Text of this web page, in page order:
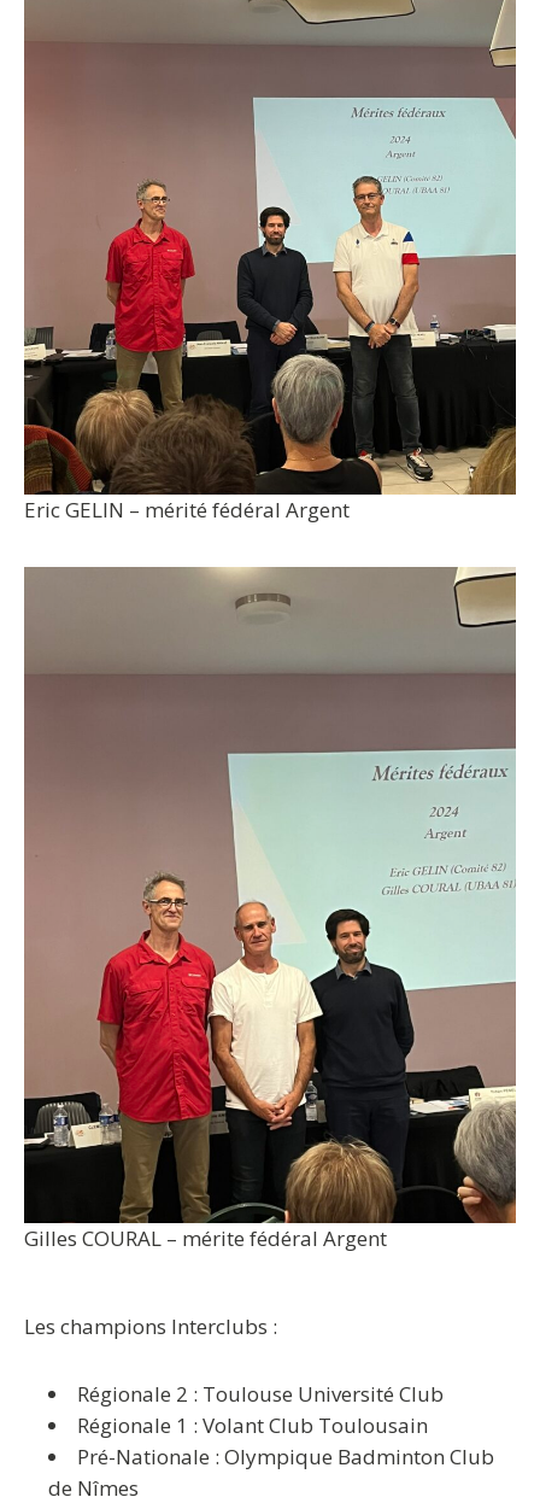
Eric GELIN – mérité fédéral Argent
Gilles COURAL – mérite fédéral Argent
Les champions Interclubs :
Régionale 2 : Toulouse Université Club
Régionale 1 : Volant Club Toulousain
Pré-Nationale : Olympique Badminton Club
de Nîmes